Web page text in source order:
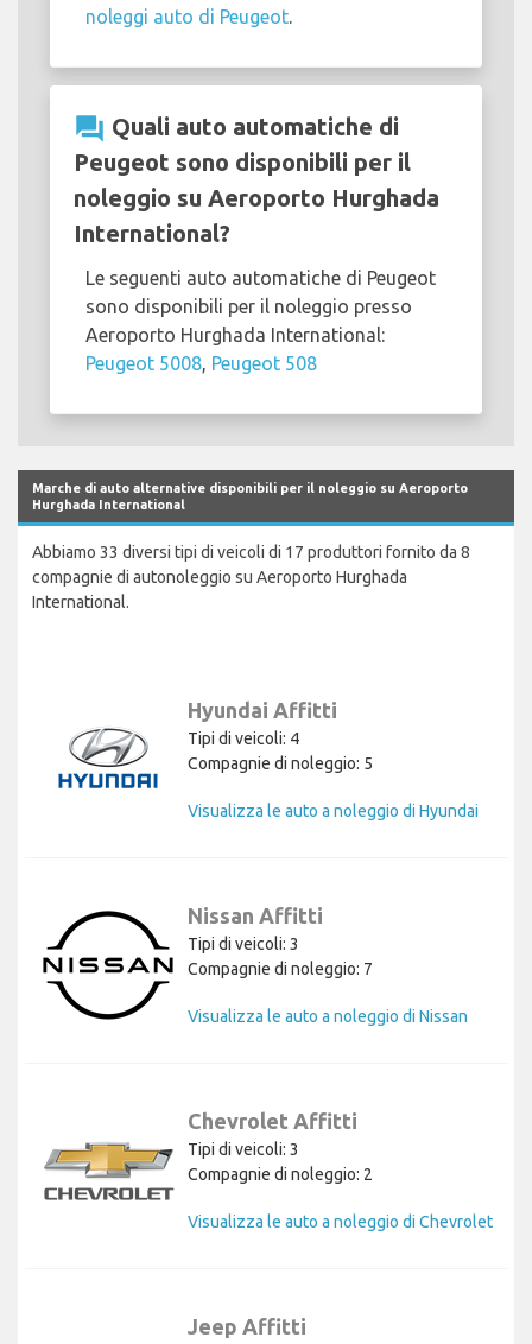
noleggi auto di Peugeot.
question_answer Quali auto automatiche di
Peugeot sono disponibili per il
noleggio su Aeroporto Hurghada
International?
Le seguenti auto automatiche di Peugeot
sono disponibili per il noleggio presso
Aeroporto Hurghada International:
Peugeot 5008, Peugeot 508
Marche di auto alternative disponibili per il noleggio su Aeroporto
Hurghada International
Abbiamo 33 diversi tipi di veicoli di 17 produttori fornito da 8
compagnie di autonoleggio su Aeroporto Hurghada
International.
Hyundai Affitti
Tipi di veicoli: 4
Compagnie di noleggio: 5
Visualizza le auto a noleggio di Hyundai
Nissan Affitti
Tipi di veicoli: 3
Compagnie di noleggio: 7
Visualizza le auto a noleggio di Nissan
Chevrolet Affitti
Tipi di veicoli: 3
Compagnie di noleggio: 2
Visualizza le auto a noleggio di Chevrolet
Jeep Affitti